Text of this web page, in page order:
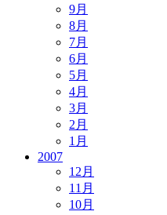
9月
8月
7月
6月
5月
4月
3月
2月
1月
2007
12月
11月
10月